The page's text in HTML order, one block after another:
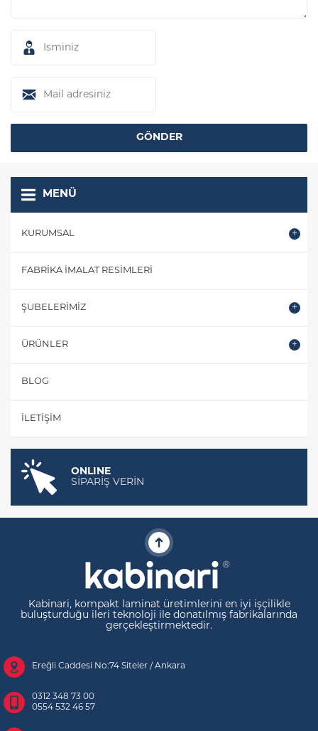
MENÜ
KURUMSAL
FABRIKA İMALAT RESIMLERI
ŞUBELERIMIZ
ÜRÜNLER
BLOG
İLETIŞIM
ONLINE
SİPARİŞ VERİN
Kabinari, kompakt laminat üretimlerini en iyi işçilikle
buluşturduğu ileri teknoloji ile donatılmış fabrikalarında
gerçekleştirmektedir.
Ereğli Caddesi No:74 Siteler / Ankara
0312 348 73 00
0554 532 46 57